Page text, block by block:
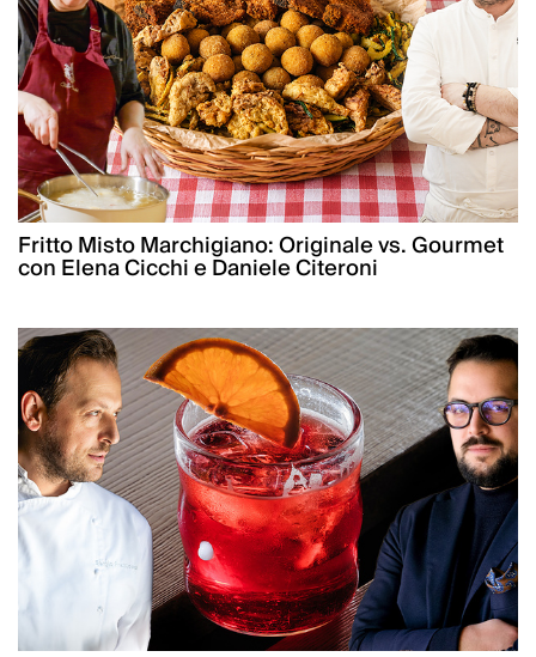
Fritto Misto Marchigiano: Originale vs. Gourmet
con Elena Cicchi e Daniele Citeroni